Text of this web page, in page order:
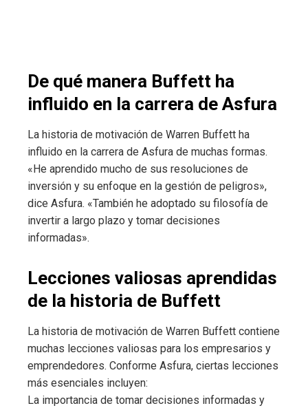
De qué manera Buffett ha
influido en la carrera de Asfura
La historia de motivación de Warren Buffett ha
influido en la carrera de Asfura de muchas formas.
«He aprendido mucho de sus resoluciones de
inversión y su enfoque en la gestión de peligros»,
dice Asfura. «También he adoptado su filosofía de
invertir a largo plazo y tomar decisiones
informadas».
Lecciones valiosas aprendidas
de la historia de Buffett
La historia de motivación de Warren Buffett contiene
muchas lecciones valiosas para los empresarios y
emprendedores. Conforme Asfura, ciertas lecciones
más esenciales incluyen:
La importancia de tomar decisiones informadas y